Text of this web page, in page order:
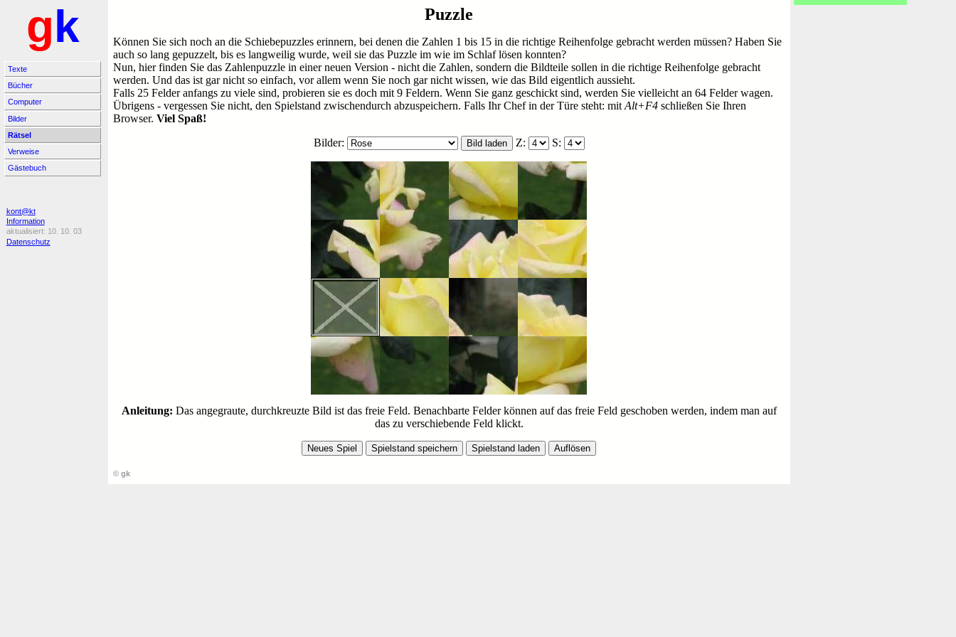
Puzzle
Können Sie sich noch an die Schiebepuzzles erinnern, bei denen die Zahlen 1 bis 15 in die richtige Reihenfolge gebracht werden müssen? Haben Sie
auch so lang gepuzzelt, bis es langweilig wurde, weil sie das Puzzle im wie im Schlaf lösen konnten?
Nun, hier finden Sie das Zahlenpuzzle in einer neuen Version - nicht die Zahlen, sondern die Bildteile sollen in die richtige Reihenfolge gebracht
werden. Und das ist gar nicht so einfach, vor allem wenn Sie noch gar nicht wissen, wie das Bild eigentlich aussieht.
Falls 25 Felder anfangs zu viele sind, probieren sie es doch mit 9 Feldern. Wenn Sie ganz geschickt sind, werden Sie vielleicht an 64 Felder wagen.
Übrigens - vergessen Sie nicht, den Spielstand zwischendurch abzuspeichern. Falls Ihr Chef in der Türe steht: mitAlt+F4 schließen Sie Ihren
Browser.Viel Spaß!
Bilder:
Z: S:
Anleitung: Das angegraute, durchkreuzte Bild ist das freie Feld. Benachbarte Felder können auf das freie Feld geschoben werden, indem man auf
das zu verschiebende Feld klickt.
gk
Texte
Bücher
Computer
Bilder
Rätsel
Verweise
Gästebuch
kont@kt
Information
10. 10. 03
Datenschutz